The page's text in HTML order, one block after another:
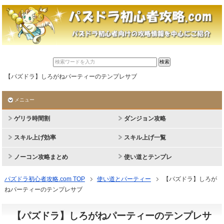
【パズドラ】しろがねパーティーのテンプレサブ
メニュー
ゲリラ時間割 ダンジョン攻略
スキル上げ効率 スキル上げ一覧
ノーコン攻略まとめ 使い道とテンプレ
パズドラ初心者攻略.com TOP 使い道とパーティー
【パズドラ】しろが
ねパーティーのテンプレサブ
【パズドラ】しろがねパーティーのテンプレサ